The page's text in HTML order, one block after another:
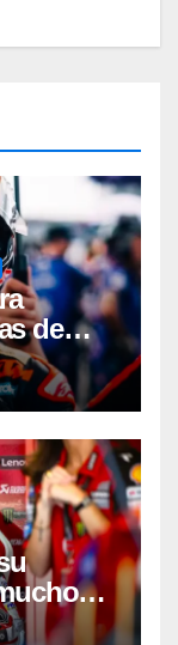
de